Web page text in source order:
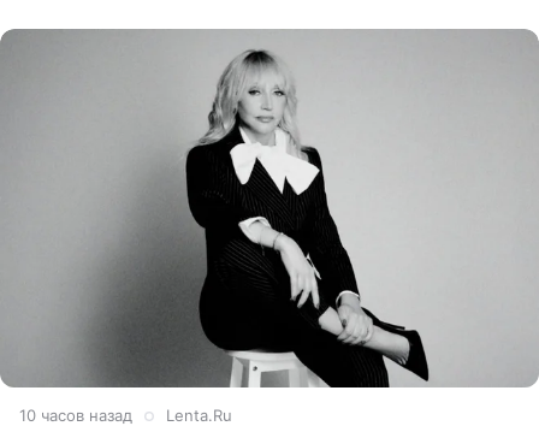
10 часов назад Lenta.Ru